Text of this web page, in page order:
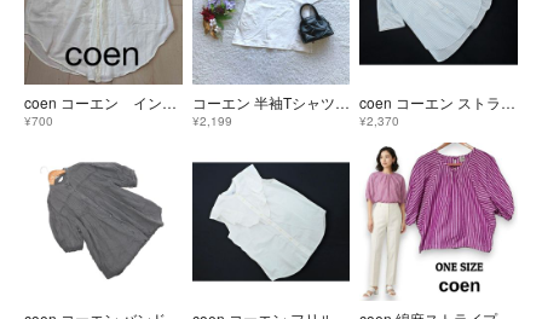
coen コーエン インド綿ノースリーブ ブラウス 薄手 ホワイト？ レディース
¥700
コーエン 半袖Tシャツ USAコットン M 無地 綿100 デイリーカジュアル
¥2,199
coen コーエン ストライプ バンドカラー 五分丈 ブラウス シャツ sizeM/白ｘ青 ■◆ レディース
¥2,370